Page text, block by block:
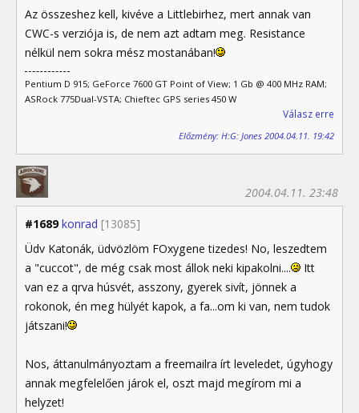
Az összeshez kell, kivéve a Littlebirhez, mert annak van
CWC-s verziója is, de nem azt adtam meg. Resistance
nélkül nem sokra mész mostanában!
Pentium D 915; GeForce 7600 GT Point of View; 1 Gb @ 400 MHz RAM;
ASRock 775Dual-VSTA; Chieftec GPS series 450 W
Válasz erre
Előzmény: H:G: Jones 2004.04.11. 19:42
#1689 konrad [13085]
2004.04.11. 23:48
Üdv Katonák, üdvözlöm FOxygene tizedes! No, leszedtem
a "cuccot", de még csak most állok neki kipakolni....
Itt
van ez a qrva húsvét, asszony, gyerek sivít, jönnek a
rokonok, én meg hülyét kapok, a fa...om ki van, nem tudok
játszani!
Nos, áttanulmányoztam a freemailra írt leveledet, úgyhogy
annak megfelelően járok el, oszt majd megírom mi a
helyzet!